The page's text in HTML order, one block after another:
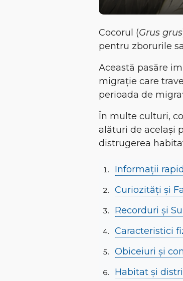
Cocorul (Grus grus
pentru zborurile
Această pasăre
migrație care
perioada de
În multe culturi,
alături de același
distrugerea
Informații
Curiozități și
Recorduri și
Caracteristici
Obiceiuri și
Habitat și